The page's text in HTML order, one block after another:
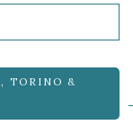
, TORINO &